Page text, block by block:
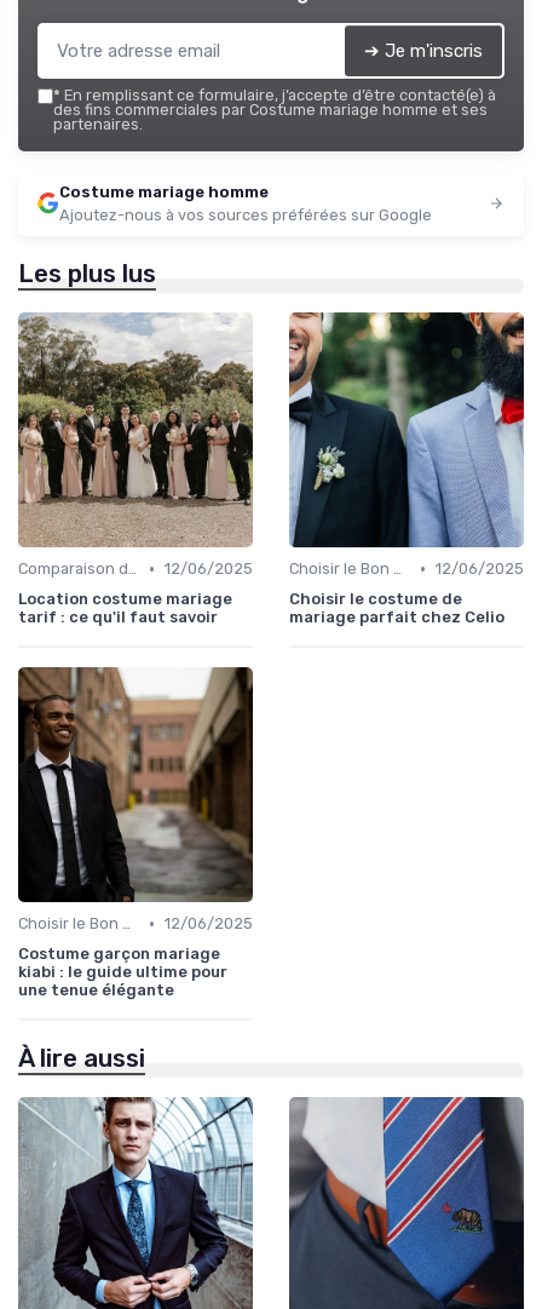
➔ Je m'inscris
* En remplissant ce formulaire, j’accepte d’être contacté(e) à
des fins commerciales par Costume mariage homme et ses
partenaires.
Costume mariage homme
Ajoutez-nous à vos sources préférées sur Google
Les plus lus
Comparaison de Prix et de Marques • 12/06/2025
Location costume mariage
tarif : ce qu'il faut savoir
Choisir le Bon Costume • 12/06/2025
Choisir le costume de
mariage parfait chez Celio
Choisir le Bon Costume • 12/06/2025
Costume garçon mariage
kiabi : le guide ultime pour
une tenue élégante
À lire aussi